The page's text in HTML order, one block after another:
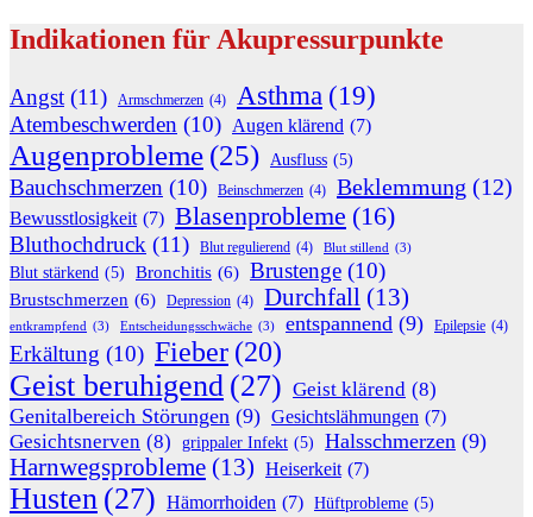
Indikationen für Akupressurpunkte
Angst (11) Armschmerzen (4) Asthma (19)
Atembeschwerden (10) Augen klärend (7)
Augenprobleme (25) Ausfluss (5)
Bauchschmerzen (10) Beinschmerzen (4) Beklemmung (12)
Bewusstlosigkeit (7) Blasenprobleme (16)
Bluthochdruck (11) Blut regulierend (4) Blut stillend (3)
Blut stärkend (5) Bronchitis (6) Brustenge (10)
Brustschmerzen (6) Depression (4) Durchfall (13)
entkrampfend (3) Entscheidungsschwäche (3) entspannend (9) Epilepsie (4)
Erkältung (10) Fieber (20)
Geist beruhigend (27) Geist klärend (8)
Genitalbereich Störungen (9) Gesichtslähmungen (7)
Gesichtsnerven (8) grippaler Infekt (5) Halsschmerzen (9)
Harnwegsprobleme (13) Heiserkeit (7)
Husten (27) Hämorrhoiden (7) Hüftprobleme (5)